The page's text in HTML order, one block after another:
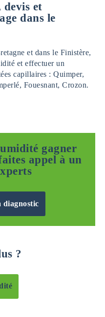
et
dans le
et dans le Finistère,
et effectuer un
capillaires : Quimper,
Fouesnant, Crozon.
gagner
appel à un
diagnostic
?